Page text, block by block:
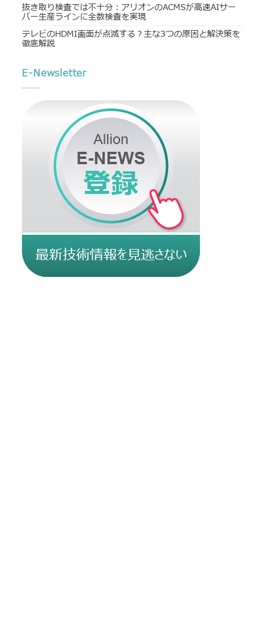
抜き取り検査では不十分：アリオンのACMSが高速AIサー
バー生産ラインに全数検査を実現
テレビのHDMI画面が点滅する？主な3つの原因と解決策を
徹底解説
E-Newsletter